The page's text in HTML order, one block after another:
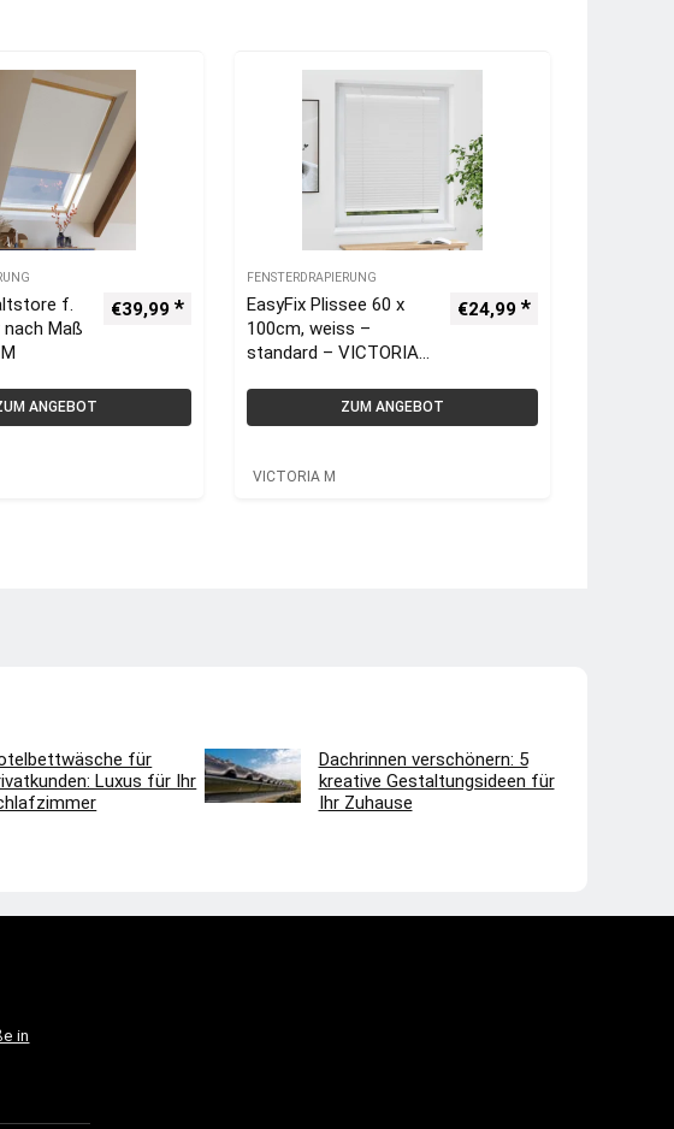
f.
Maß
€39,99
ANGEBOT
FENSTERDRAPIERUNG
EasyFix Plissee 60 x
100cm, weiss –
standard – VICTORIA
€24,99
ZUM ANGEBOT
VICTORIA M
für
Luxus für Ihr
Dachrinnen verschönern: 5
kreative Gestaltungsideen für
Ihr Zuhause
in